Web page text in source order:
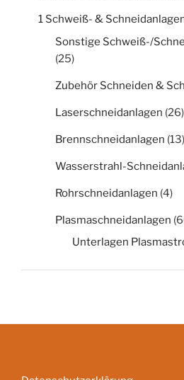
1 Schweiß- &
Sonstige Schweiß-/
(25)
Zubehör Schneiden &
Laserschneidanlagen (26)
Brennschneidanlagen (13)
Wasserstrahl-
Rohrschneidanlagen (4)
Plasmaschneidanlagen
Unterlagen